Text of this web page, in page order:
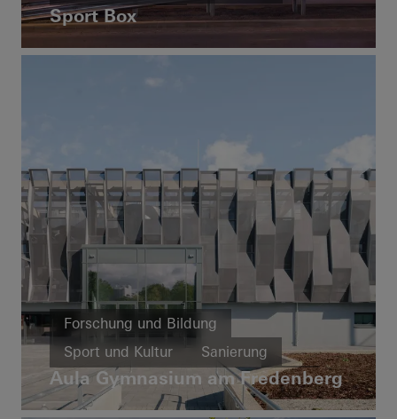
Bulgarien
Sport Box
Forschung und Bildung
Sport und Kultur
Sanierung
Barrierefreiheit
Fenster
Türen
FACID
Sonnenschutz
Aula Gymnasium am Fredenberg